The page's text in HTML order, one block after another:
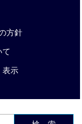
方針
て
表示